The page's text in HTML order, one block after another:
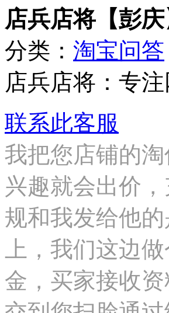
店兵店将【彭
分类： 淘宝问答
店兵店将：专
联系此客服
我把您店铺的
兴趣就会出价
规和我发给他
上，我们这边
金，买家接收